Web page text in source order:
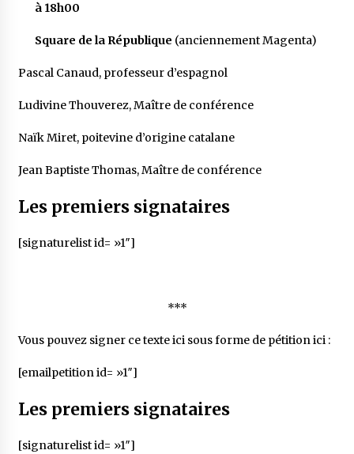
à 18h00
Square de la République (anciennement Magenta)
Pascal Canaud, professeur d’espagnol
Ludivine Thouverez, Maître de conférence
Naïk Miret, poitevine d’origine catalane
Jean Baptiste Thomas, Maître de conférence
Les premiers signataires
[signaturelist id= »1″]
***
Vous pouvez signer ce texte ici sous forme de pétition ici :
[emailpetition id= »1″]
Les premiers signataires
[signaturelist id= »1″]